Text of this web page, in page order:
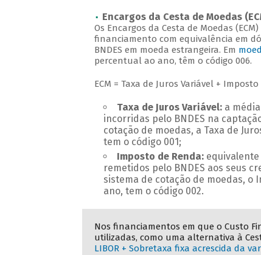
Encargos da Cesta de Moedas
Os Encargos da Cesta de Moedas
financiamento com equivalência em
BNDES em moeda estrangeira. Em
percentual ao ano, têm o código 006.
ECM = Taxa de Juros Variável +
Taxa de Juros Variável:a média
incorridas pelo BNDES na
cotação de moedas, a Taxa de
tem o código 001;
Imposto de Renda:equivalente
remetidos pelo BNDES aos seus
sistema de cotação de moedas, o
ano, tem o código 002.
Nos financiamentos em que o Custo
utilizadas, como uma alternativa à
LIBOR + Sobretaxa fixa acrescida da